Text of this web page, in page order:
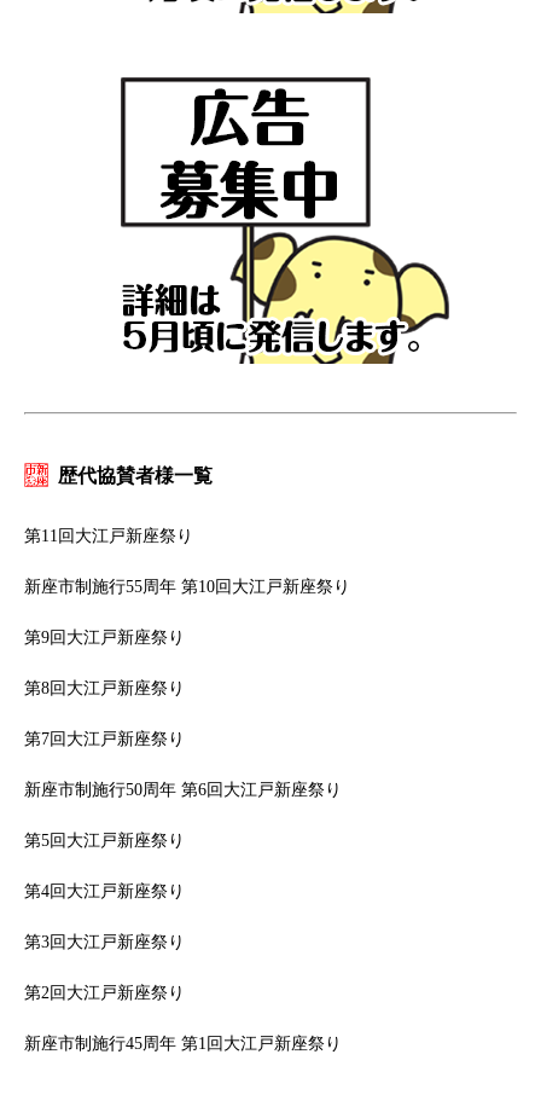
歴代協賛者様一覧
第11回大江戸新座祭り
新座市制施行55周年 第10回大江戸新座祭り
第9回大江戸新座祭り
第8回大江戸新座祭り
第7回大江戸新座祭り
新座市制施行50周年 第6回大江戸新座祭り
第5回大江戸新座祭り
第4回大江戸新座祭り
第3回大江戸新座祭り
第2回大江戸新座祭り
新座市制施行45周年 第1回大江戸新座祭り